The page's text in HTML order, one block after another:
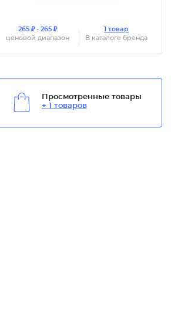
265 ₽ - 265 ₽
ценовой диапазон
1 товар
В каталоге бренда
Просмотренные товары
+ 1 товаров